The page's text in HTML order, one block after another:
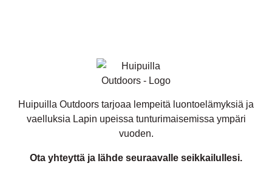
Huipuilla Outdoors tarjoaa lempeitä luontoelämyksiä ja
vaelluksia Lapin upeissa tunturimaisemissa ympäri
vuoden.
Ota yhteyttä ja lähde seuraavalle seikkailullesi.